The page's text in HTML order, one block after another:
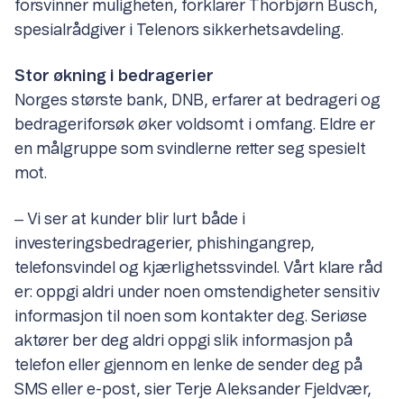
forsvinner muligheten, forklarer Thorbjørn Busch,
spesialrådgiver i Telenors sikkerhetsavdeling.
Stor økning i bedragerier
Norges største bank, DNB, erfarer at bedrageri og
bedrageriforsøk øker voldsomt i omfang. Eldre er
en målgruppe som svindlerne retter seg spesielt
mot.
‒ Vi ser at kunder blir lurt både i
investeringsbedragerier, phishingangrep,
telefonsvindel og kjærlighetssvindel. Vårt klare råd
er: oppgi aldri under noen omstendigheter sensitiv
informasjon til noen som kontakter deg. Seriøse
aktører ber deg aldri oppgi slik informasjon på
telefon eller gjennom en lenke de sender deg på
SMS eller e-post, sier Terje Aleksander Fjeldvær,